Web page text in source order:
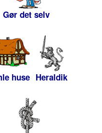
Gør det selv
huse Heraldik